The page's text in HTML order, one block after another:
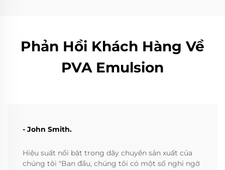
Phản Hồi Khách Hàng Về
PVA Emulsion
- John Smith.
Hiệu suất nổi bật trong dây chuyền sản xuất của
chúng tôi "Ban đầu, chúng tôi có một số nghi ngờ